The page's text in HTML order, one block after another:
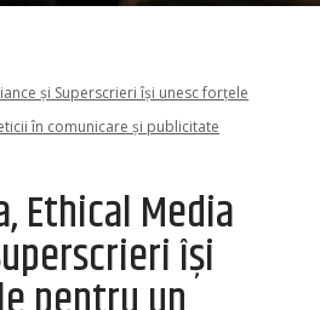
și Superscrieri își unesc forțele
în comunicare și publicitate
Ethical Media
își